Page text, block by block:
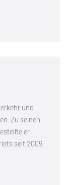
und
Zu seinen
er
seit 2009